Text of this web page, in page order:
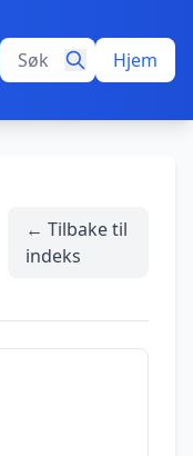
Hjem
← Tilbake til
indeks